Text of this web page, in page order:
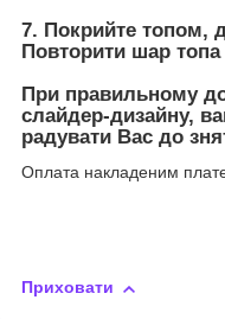
7. Покрийте топом,
Повторити шар
При правильному
слайдер-дизайну,
радувати Вас до
Оплата накладеним
Приховати